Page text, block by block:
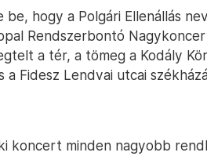
hogy a Polgári Ellenállás
Rendszerbontó
a tér, a tömeg a Kodály
Fidesz Lendvai utcai
koncert minden nagyobb